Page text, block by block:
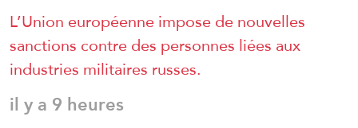
L’Union européenne impose de nouvelles
sanctions contre des personnes liées aux
industries militaires russes.
il y a 9 heures